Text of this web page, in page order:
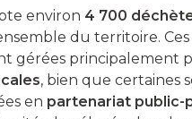
environ 4 700
du territoire. Ces
gérées principalement
, bien que certaines
en partenariat public-